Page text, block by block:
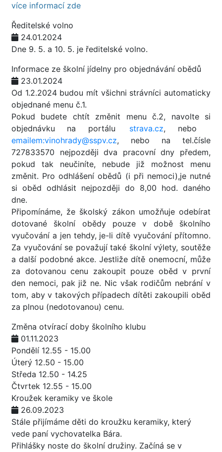
více informací zde
Ředitelské volno
24.01.2024
Dne 9. 5. a 10. 5. je ředitelské volno.
Informace ze školní jídelny pro objednávání obědů
23.01.2024
Od 1.2.2024 budou mít všichni strávníci automaticky
objednané menu č.1.
Pokud budete chtít změnit menu č.2, navolte si
objednávku na portálu
strava.cz, nebo
emailem:vinohrady@sspv.cz, nebo na tel.čísle
727833570 nejpozději dva pracovní dny předem,
pokud tak neučiníte, nebude již možnost menu
změnit. Pro odhlášení obědů (i při nemoci),je nutné
si oběd odhlásit nejpozději do 8,00 hod. daného
dne.
Připomínáme, že školský zákon umožňuje odebírat
dotované školní obědy pouze v době školního
vyučování a jen tehdy, je-li dítě vyučování přítomno.
Za vyučování se považují také školní výlety, soutěže
a další podobné akce. Jestliže dítě onemocní, může
za dotovanou cenu zakoupit pouze oběd v první
den nemoci, pak již ne. Nic však rodičům nebrání v
tom, aby v takových případech dítěti zakoupili oběd
za plnou (nedotovanou) cenu.
Změna otvírací doby školního klubu
01.11.2023
Pondělí 12.55 - 15.00
Úterý 12.50 - 15.00
Středa 12.50 - 14.25
Čtvrtek 12.55 - 15.00
Kroužek keramiky ve škole
26.09.2023
Stále přijímáme děti do kroužku keramiky, který
vede paní vychovatelka Bára.
Přihlášky noste do školní družiny. Začíná se v